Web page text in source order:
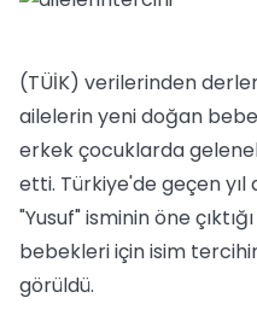
(TÜİK) verilerinden
ailelerin yeni doğan
erkek çocuklarda
etti. Türkiye'de geçen
"Yusuf" isminin öne
bebekleri için isim
görüldü.